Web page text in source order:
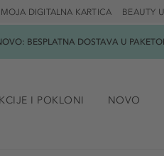
BEAUTY
MOJA DIGITALNA KARTICA
BESPLATNA DOSTAVA U
I POKLONI NOVO